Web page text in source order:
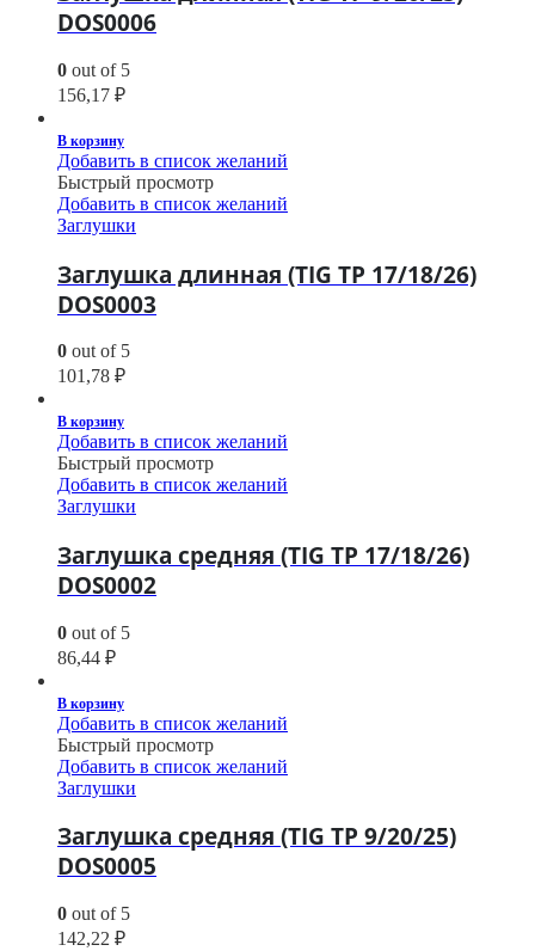
DOS0006
0 out of 5
156,17 ₽
В корзину
Добавить в список желаний
Быстрый просмотр
Добавить в список желаний
Заглушки
Заглушка длинная (TIG TP 17/18/26)
DOS0003
0 out of 5
101,78 ₽
В корзину
Добавить в список желаний
Быстрый просмотр
Добавить в список желаний
Заглушки
Заглушка средняя (TIG TP 17/18/26)
DOS0002
0 out of 5
86,44 ₽
В корзину
Добавить в список желаний
Быстрый просмотр
Добавить в список желаний
Заглушки
Заглушка средняя (TIG TP 9/20/25)
DOS0005
0 out of 5
142,22 ₽